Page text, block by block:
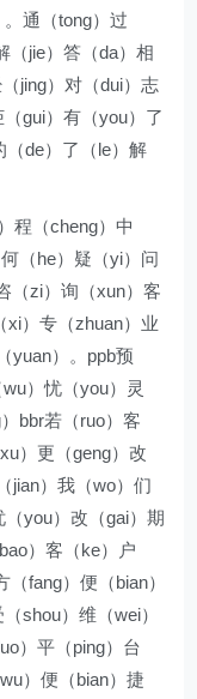
通（tong）过
（jie）答（da）相
jing）对（dui）志
gui）有（you）了
（de）了（le）解
程（cheng）中
（he）疑（yi）问
（zi）询（xun）客
xi）专（zhuan）业
yuan）。ppb预
）忧（you）灵
bbr若（ruo）客
）更（geng）改
jian）我（wo）们
（you）改（gai）期
）客（ke）户
（fang）便（bian）
shou）维（wei）
）平（ping）台
）便（bian）捷